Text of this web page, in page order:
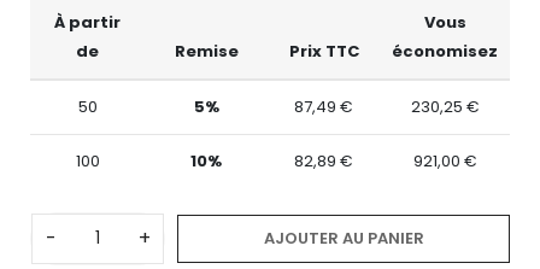
À partir
de
Remise Prix TTC
Vous
économisez
50 5% 87,49 € 230,25 €
100 10% 82,89 € 921,00 €
- + AJOUTER AU PANIER